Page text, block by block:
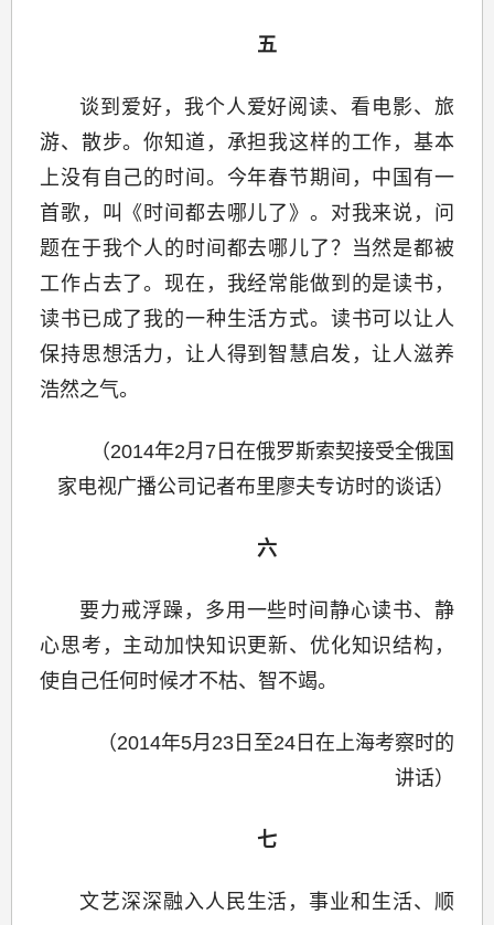
五
谈到爱好，我个人爱好阅读、看电影、旅
游、散步。你知道，承担我这样的工作，基本
上没有自己的时间。今年春节期间，中国有一
首歌，叫《时间都去哪儿了》。对我来说，问
题在于我个人的时间都去哪儿了？当然是都被
工作占去了。现在，我经常能做到的是读书，
读书已成了我的一种生活方式。读书可以让人
保持思想活力，让人得到智慧启发，让人滋养
浩然之气。
（2014年2月7日在俄罗斯索契接受全俄国
家电视广播公司记者布里廖夫专访时的谈话）
六
要力戒浮躁，多用一些时间静心读书、静
心思考，主动加快知识更新、优化知识结构，
使自己任何时候才不枯、智不竭。
（2014年5月23日至24日在上海考察时的
讲话）
七
文艺深深融入人民生活，事业和生活、顺